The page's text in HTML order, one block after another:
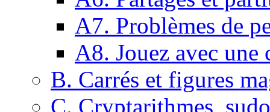
A7. Problèmes de
A8. Jouez avec une
B. Carrés et figures
C. Cryptarithmes,